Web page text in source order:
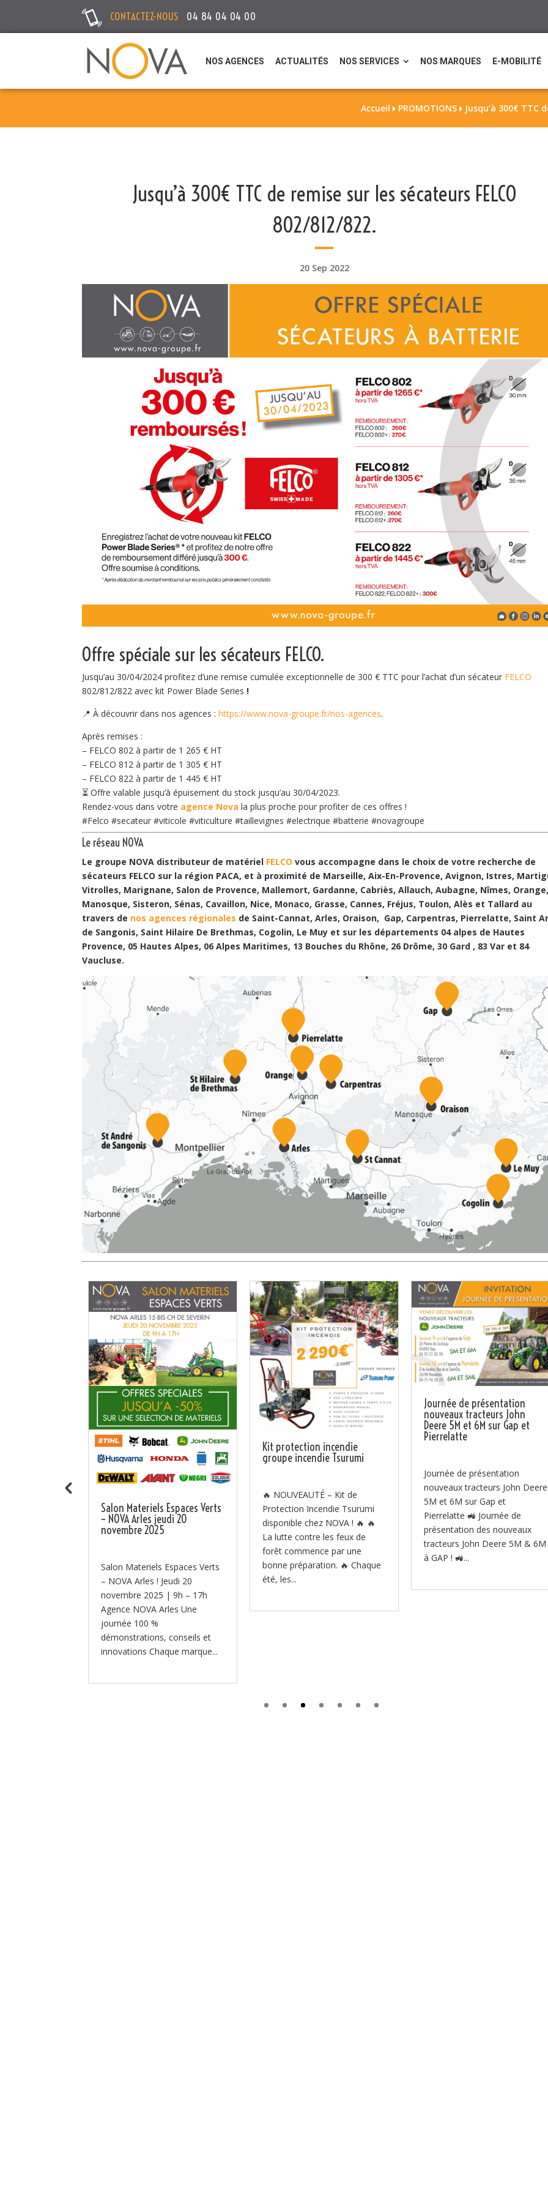
CONTACTEZ-NOUS 04 84 04 04 00
NOS AGENCES ACTUALITÉS NOS SERVICES NOS MARQUES E-MOBILITÉ
Accueil  PROMOTIONS  Jusqu’à 300€ TTC
Jusqu’à 300€ TTC de remise sur les sécateurs FELCO
802/812/822.
20 Sep 2022
Offre spéciale sur les sécateurs FELCO.
Jusqu’au 30/04/2024 profitez d’une remise cumulée exceptionnelle de 300 € TTC pour l’achat d’un sécateur FELCO
802/812/822avec kit Power Blade Series !
📍 À découvrir dans nos agences :https://www.nova-groupe.fr/nos-agences.
Après remises :
– FELCO 802 à partir de 1 265 € HT
– FELCO 812 à partir de 1 305 € HT
– FELCO 822 à partir de 1 445 € HT
⏳ Offre valable jusqu’à épuisement du stock jusqu’au 30/04/2023.
Rendez-vous dans votre agence Nova la plus proche pour profiter de ces offres !
#Felco #secateur #viticole #viticulture #taillevignes #electrique #batterie #novagroupe
Le réseau NOVA
Le groupe NOVA distributeur de matériel FELCO vous accompagne dans le choix de votre recherche de
sécateurs FELCO sur la région PACA, et à proximité de Marseille, Aix-En-Provence, Avignon, Istres,
Vitrolles, Marignane, Salon de Provence, Mallemort, Gardanne, Cabriès, Allauch, Aubagne, Nîmes, Orange,
Manosque, Sisteron, Sénas, Cavaillon, Nice, Monaco, Grasse, Cannes, Fréjus, Toulon, Alès et Tallard au
travers de nos agences régionales de Saint-Cannat, Arles, Oraison, Gap, Carpentras, Pierrelatte, Saint
de Sangonis, Saint Hilaire De Brethmas, Cogolin, Le Muy et sur les départements 04 alpes de Hautes
Provence, 05 Hautes Alpes, 06 Alpes Maritimes, 13 Bouches du Rhône, 26 Drôme, 30 Gard , 83 Var et 84
Vaucluse.
Salon Materiels Espaces Verts
– NOVA Arles jeudi 20
novembre 2025
Salon Materiels Espaces Verts
– NOVA Arles ! Jeudi 20
novembre 2025 | 9h – 17h
Agence NOVA Arles Une
journée 100 %
démonstrations, conseils et
innovations Chaque marque...
Kit protection incendie
groupe incendie Tsurumi
🔥 NOUVEAUTÉ – Kit de
Protection Incendie Tsurumi
disponible chez NOVA ! 🔥 🔥
La lutte contre les feux de
forêt commence par une
bonne préparation. 🔥 Chaque
été, les...
Journée de présentation
nouveaux tracteurs John
Deere 5M et 6M sur Gap et
Pierrelatte
Journée de présentation
nouveaux tracteurs John Deere
5M et 6M sur Gap et
Pierrelatte 🚜 Journée de
présentation des nouveaux
tracteurs John Deere 5M & 6M
à GAP ! 🚜...